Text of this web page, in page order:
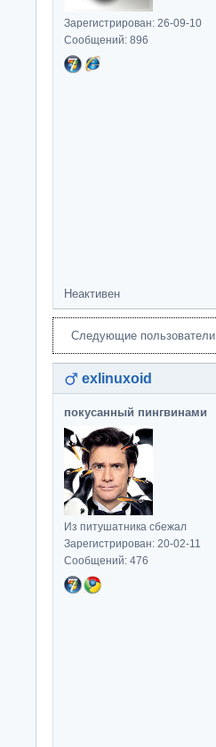
Зарегистрирован: 26-09-10
Сообщений: 896
Неактивен
Следующие
exlinuxoid
покусанный пингвинами
Из питушатника сбежал
Зарегистрирован: 20-02-11
Сообщений: 476